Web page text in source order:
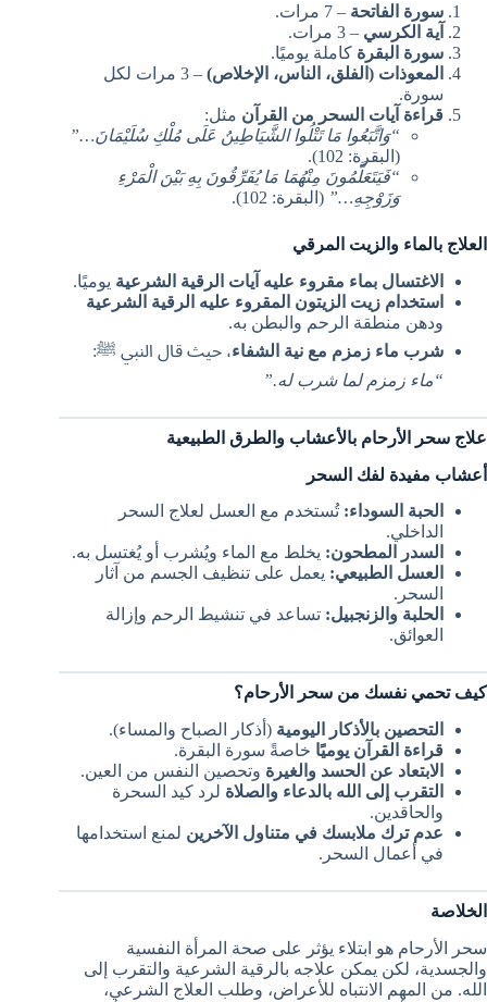
سورة الفاتحة – 7 مرات.
آية الكرسي – 3 مرات.
سورة البقرة كاملة يوميًا.
المعوذات (الفلق، الناس، الإخلاص)
– 3 مرات لكل
سورة.
قراءة آيات السحر من القرآن مثل:
“وَاتَّبَعُوا مَا تَتْلُوا الشَّيَاطِينُ عَلَى مُلْكِ سُلَيْمَانَ…”
(البقرة: 102).
“فَيَتَعَلَّمُونَ مِنْهُمَا مَا يُفَرِّقُونَ بِهِ بَيْنَ الْمَرْءِ
وَزَوْجِهِ…” (البقرة: 102).
العلاج بالماء والزيت المرقي
الاغتسال بماء مقروء عليه آيات الرقية الشرعية يوميًا.
استخدام زيت الزيتون المقروء عليه الرقية الشرعية
ودهن منطقة الرحم والبطن به.
شرب ماء زمزم مع نية الشفاء، حيث قال النبي ﷺ:
“ماء زمزم لما شرب له.”
علاج سحر الأرحام بالأعشاب والطرق الطبيعية
أعشاب مفيدة لفك السحر
الحبة السوداء: تُستخدم مع العسل لعلاج السحر
الداخلي.
السدر المطحون: يخلط مع الماء ويُشرب أو يُغتسل به.
العسل الطبيعي: يعمل على تنظيف الجسم من آثار
السحر.
الحلبة والزنجبيل: تساعد في تنشيط الرحم وإزالة
العوائق.
كيف تحمي نفسك من سحر الأرحام؟
التحصين بالأذكار اليومية (أذكار الصباح والمساء).
قراءة القرآن يوميًا خاصةً سورة البقرة.
الابتعاد عن الحسد والغيرة وتحصين النفس من العين.
التقرب إلى الله بالدعاء والصلاة لرد كيد السحرة
والحاقدين.
عدم ترك ملابسك في متناول الآخرين لمنع استخدامها
في أعمال السحر.
الخلاصة
سحر الأرحام هو ابتلاء يؤثر على صحة المرأة النفسية
والجسدية، لكن يمكن علاجه بالرقية الشرعية والتقرب إلى
الله. من المهم الانتباه للأعراض، وطلب العلاج الشرعي،